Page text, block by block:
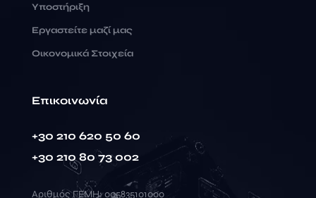
Υποστήριξη
Εργαστείτε μαζί μας
Οικονομικά Στοιχεία
Επικοινωνία
+30 210 620 50 60
+30 210 80 73 002
Αριθμός ΓΕΜΗ: 005835101000